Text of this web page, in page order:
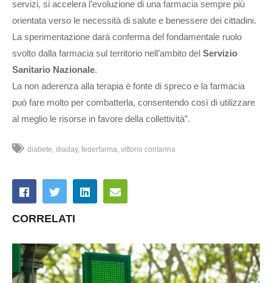
servizi, si accelera l’evoluzione di una farmacia sempre più
orientata verso le necessità di salute e benessere dei cittadini.
La sperimentazione darà conferma del fondamentale ruolo
svolto dalla farmacia sul territorio nell’ambito del Servizio
Sanitario Nazionale.
La non aderenza alla terapia è fonte di spreco e la farmacia
può fare molto per combatterla, consentendo così di utilizzare
al meglio le risorse in favore della collettività”.
diabete diaday federfarma vittorio contarina
CORRELATI